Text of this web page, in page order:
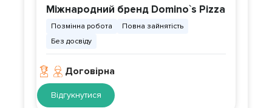
Міжнародний бренд Domino`s Pizza
запрошує стати частиною своєї
велосипеді компанії.
Наші піцерії по всьому місту,
Позмінна робота
Повна зайнятість
Без досвіду
Договірна
Відгукнутися